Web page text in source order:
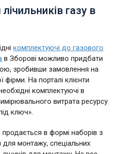
газу в
комплектуючі до газового
в Зборові можливо придбати
зробивши замовлення на
фірми. На порталі клієнти
комплектуючі в
витрата ресурсу
ключ».
продається в формі наборів з
для монтажу, спеціальних